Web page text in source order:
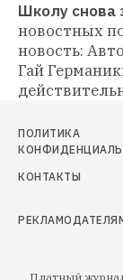
Школу снова
новостных
новость:
Гай
ПОЛИТИКА
КОНТАКТЫ
Платный